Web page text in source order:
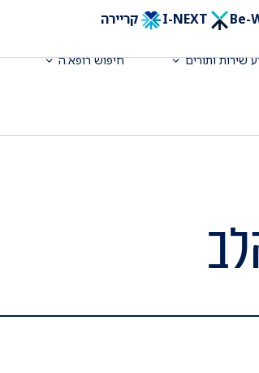
קריירה
שירות ותורים חיפוש רופא.ה